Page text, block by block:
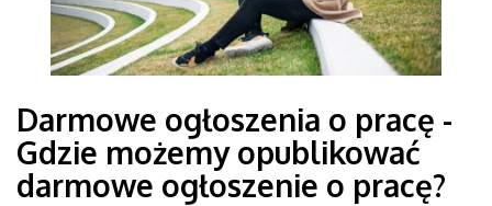
Darmowe ogłoszenia o pracę -
Gdzie możemy opublikować
darmowe ogłoszenie o pracę?